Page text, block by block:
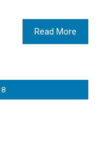
Read More